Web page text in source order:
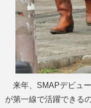
来年、SMAPデビュ
が第一線で活躍できる